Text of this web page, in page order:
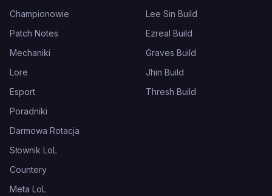
Championowie
Patch Notes
Mechaniki
Lore
Esport
Poradniki
Darmowa Rotacja
Słownik LoL
Countery
Meta LoL
Lee Sin Build
Ezreal Build
Graves Build
Jhin Build
Thresh Build